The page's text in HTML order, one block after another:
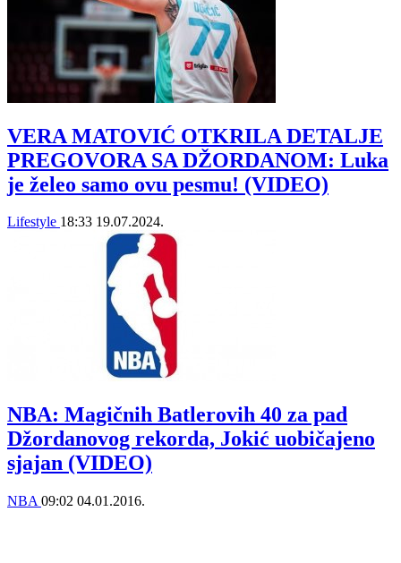
VERA MATOVIĆ OTKRILA DETALJE
PREGOVORA SA DŽORDANOM: Luka
je želeo samo ovu pesmu! (VIDEO)
Lifestyle 18:33 19.07.2024.
NBA: Magičnih Batlerovih 40 za pad
Džordanovog rekorda, Jokić uobičajeno
sjajan (VIDEO)
NBA 09:02 04.01.2016.